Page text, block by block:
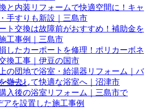
ペーン
と内装リフォームで快適空間に！キャ
手すりも新設｜三島市
ト交換は故障前がおすすめ！補助金を
工事例｜三島市
したカーポートを修理！ポリカーボネ
換工事｜伊豆の国市
の団地で浴室・給湯器リフォーム｜バ
撤去して快適な浴室へ｜沼津市
入後の浴室リフォーム｜三島市で
を設置した施工事例